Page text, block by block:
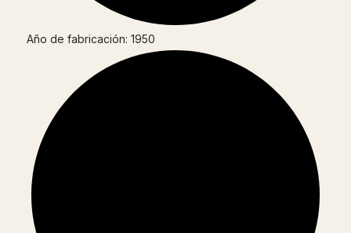
Año de fabricación: 1950